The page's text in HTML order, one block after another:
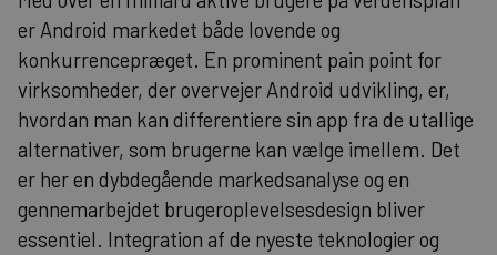
er Android markedet både lovende og
konkurrencepræget. En prominent pain point for
virksomheder, der overvejer Android udvikling, er,
hvordan man kan differentiere sin app fra de utallige
alternativer, som brugerne kan vælge imellem. Det
er her en dybdegående markedsanalyse og en
gennemarbejdet brugeroplevelsesdesign bliver
essentiel. Integration af de nyeste teknologier og